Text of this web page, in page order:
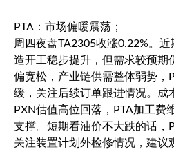
PTA：市场偏暖震荡；
周四夜盘TA2305收涨0.22%。
造开工稳步提升，但需求较预期
偏宽松，产业链供需整体弱势，
缓，关注后续订单跟进情况。成
PXN估值高位回落，PTA加工费
支撑。短期看油价不大跌的话，
关注装置计划外检修情况，建议